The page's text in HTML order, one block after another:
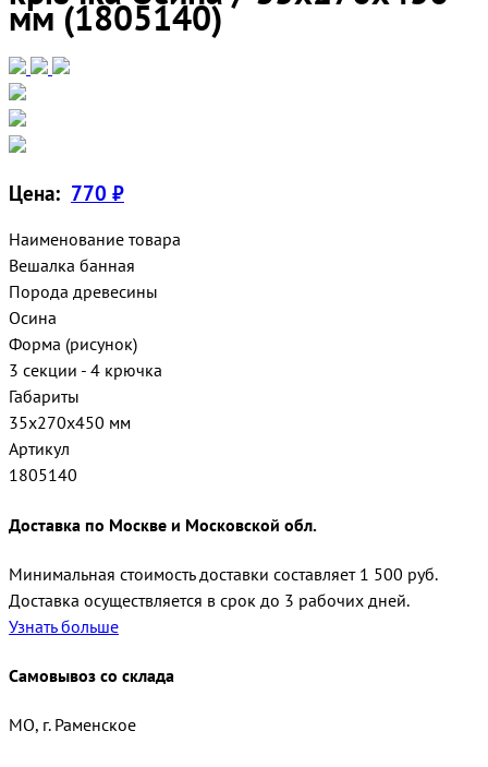
мм (1805140)
Цена: 770 ₽
Наименование товара
Вешалка банная
Порода древесины
Осина
Форма (рисунок)
3 секции - 4 крючка
Габариты
35х270х450 мм
Артикул
1805140
Доставка по Москве и Московской обл.
Минимальная стоимость доставки составляет 1 500 руб.
Доставка осуществляется в срок до 3 рабочих дней.
Узнать больше
Самовывоз со склада
МО, г. Раменское